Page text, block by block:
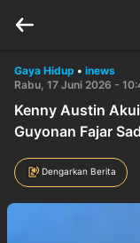
Gaya Hidup • inews
Rabu, 17 Juni 2026 -
Kenny Austin
Guyonan Fajar
Dengarkan Berita